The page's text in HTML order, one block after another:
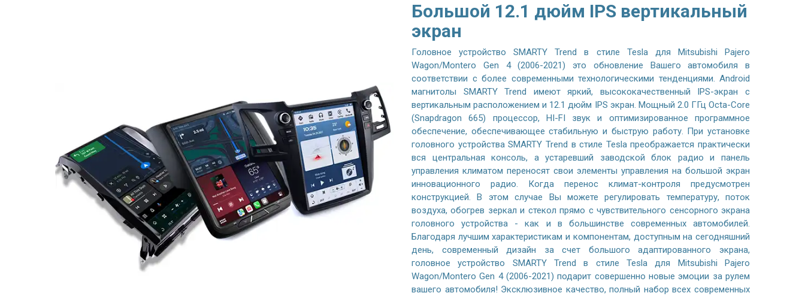
Большой 12.1 дюйм IPS вертикальный
экран
Головное устройство SMARTY Trend в стиле Tesla для Mitsubishi Pajero
Wagon/Montero Gen 4 (2006-2021) это обновление Вашего автомобиля в
соответствии с более современными технологическими тенденциями. Android
магнитолы SMARTY Trend имеют яркий, высококачественный IPS-экран с
вертикальным расположением и 12.1 дюйм IPS экран. Мощный 2.0 ГГц Octa-Core
(Snapdragon 665) процессор, HI-FI звук и оптимизированное программное
обеспечение, обеспечивающее стабильную и быструю работу. При установке
головного устройства SMARTY Trend в стиле Tesla преображается практически
вся центральная консоль, а устаревший заводской блок радио и панель
управления климатом переносят свои элементы управления на большой экран
инновационного радио. Когда перенос климат-контроля предусмотрен
конструкцией. В этом случае Вы можете регулировать температуру, поток
воздуха, обогрев зеркал и стекол прямо с чувствительного сенсорного экрана
головного устройства - как и в большинстве современных автомобилей.
Благодаря лучшим характеристикам и компонентам, доступным на сегодняшний
день, современный дизайн за счет большого адаптированного экрана,
головное устройство SMARTY Trend в стиле Tesla для Mitsubishi Pajero
Wagon/Montero Gen 4 (2006-2021) подарит совершенно новые эмоции за рулем
вашего автомобиля! Эксклюзивное качество, полный набор всех современных